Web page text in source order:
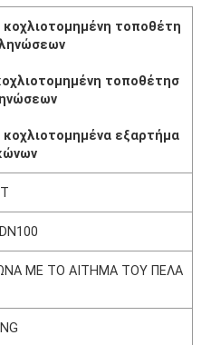
κοχλιοτομημένη τοποθέτη
τοποθέτησ
κοχλιοτομημένα εξαρτήμα
ΜΕ ΤΟ ΑΙΤΗΜΑ ΤΟΥ ΠΕΛΑ